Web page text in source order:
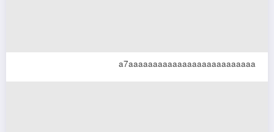
a7aaaaaaaaaaaaaaaaaaaaaaaaaa